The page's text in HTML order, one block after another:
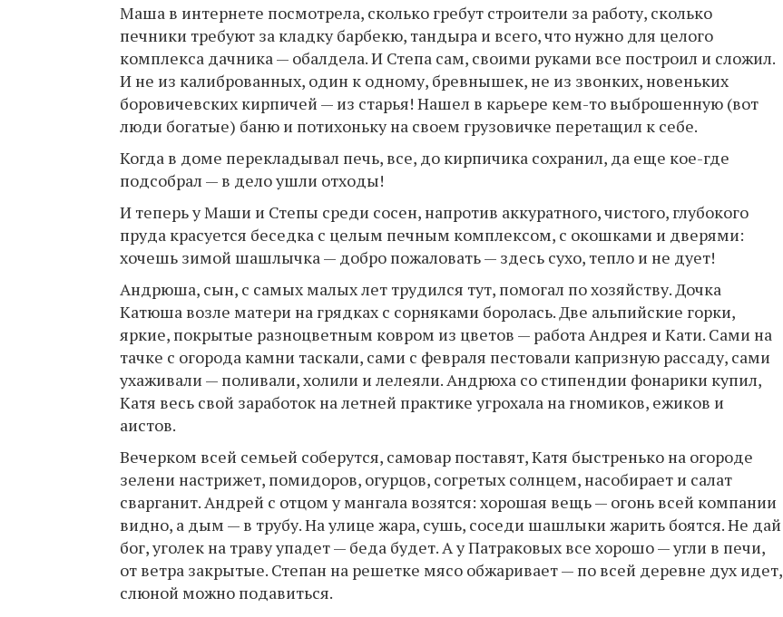
Маша в интернете посмотрела, сколько гребут строители за работу, сколько
печники требуют за кладку барбекю, тандыра и всего, что нужно для целого
комплекса дачника — обалдела. И Степа сам, своими руками все построил и сложил.
И не из калиброванных, один к одному, бревнышек, не из звонких, новеньких
боровичевских кирпичей — из старья! Нашел в карьере кем-то выброшенную (вот
люди богатые) баню и потихоньку на своем грузовичке перетащил к себе.
Когда в доме перекладывал печь, все, до кирпичика сохранил, да еще кое-где
подсобрал — в дело ушли отходы!
И теперь у Маши и Степы среди сосен, напротив аккуратного, чистого, глубокого
пруда красуется беседка с целым печным комплексом, с окошками и дверями:
хочешь зимой шашлычка — добро пожаловать — здесь сухо, тепло и не дует!
Андрюша, сын, с самых малых лет трудился тут, помогал по хозяйству. Дочка
Катюша возле матери на грядках с сорняками боролась. Две альпийские горки,
яркие, покрытые разноцветным ковром из цветов — работа Андрея и Кати. Сами на
тачке с огорода камни таскали, сами с февраля пестовали капризную рассаду, сами
ухаживали — поливали, холили и лелеяли. Андрюха со стипендии фонарики купил,
Катя весь свой заработок на летней практике угрохала на гномиков, ежиков и
аистов.
Вечерком всей семьей соберутся, самовар поставят, Катя быстренько на огороде
зелени настрижет, помидоров, огурцов, согретых солнцем, насобирает и салат
сварганит. Андрей с отцом у мангала возятся: хорошая вещь — огонь всей компании
видно, а дым — в трубу. На улице жара, сушь, соседи шашлыки жарить боятся. Не дай
бог, уголек на траву упадет — беда будет. А у Патраковых все хорошо — угли в печи,
от ветра закрытые. Степан на решетке мясо обжаривает — по всей деревне дух идет,
слюной можно подавиться.